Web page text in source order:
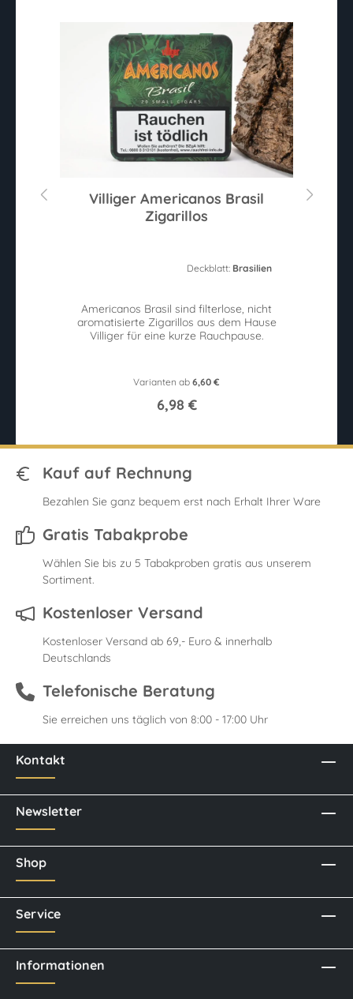
Villiger Americanos Brasil
Zigarillos
Deckblatt: Brasilien
Americanos Brasil sind filterlose, nicht
aromatisierte Zigarillos aus dem Hause
Villiger für eine kurze Rauchpause.
Varianten ab 6,60 €
6,98 €
Kauf auf Rechnung
Bezahlen Sie ganz bequem erst nach Erhalt Ihrer Ware
Gratis Tabakprobe
Wählen Sie bis zu 5 Tabakproben gratis aus unserem
Sortiment.
Kostenloser Versand
Kostenloser Versand ab 69,- Euro & innerhalb
Deutschlands
Telefonische Beratung
Sie erreichen uns täglich von 8:00 - 17:00 Uhr
Kontakt
Newsletter
Shop
Service
Informationen